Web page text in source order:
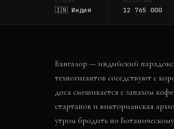
🇮🇳 Индия 12 765 000
Бангалор — индийский
техногигантов соседствуют с
доса смешивается с запахом
стартапов и викторианская
утром бродить по